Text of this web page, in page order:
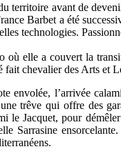
territoire avant de
Barbet a été
technologies.
elle a couvert la
fait chevalier des Arts et
l’arrivée
trêve qui offre des
le Jacquet, pour
Sarrasine